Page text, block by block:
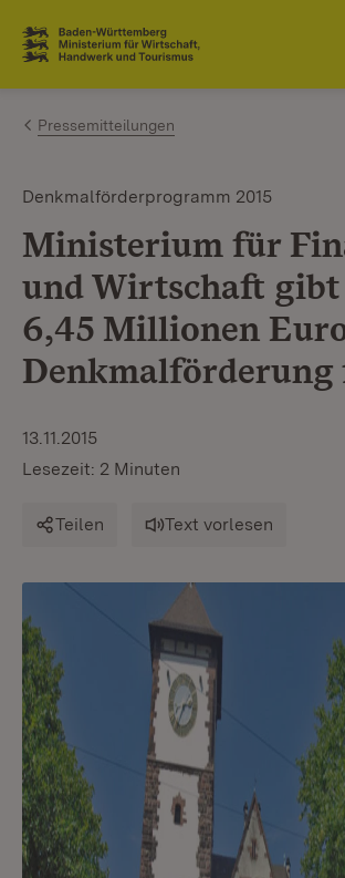
Zum Inhalt springen
Link zur Startseite
Pressemitteilungen
Denkmalförderprogramm 2015
Ministerium für
und Wirtschaft
6,45 Millionen
Denkmalförderung
13.11.2015
Lesezeit: 2 Minuten
Teilen Text vorlesen